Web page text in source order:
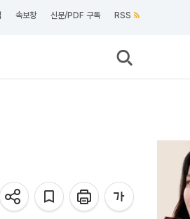
속보창 신문/PDF 구독 RSS